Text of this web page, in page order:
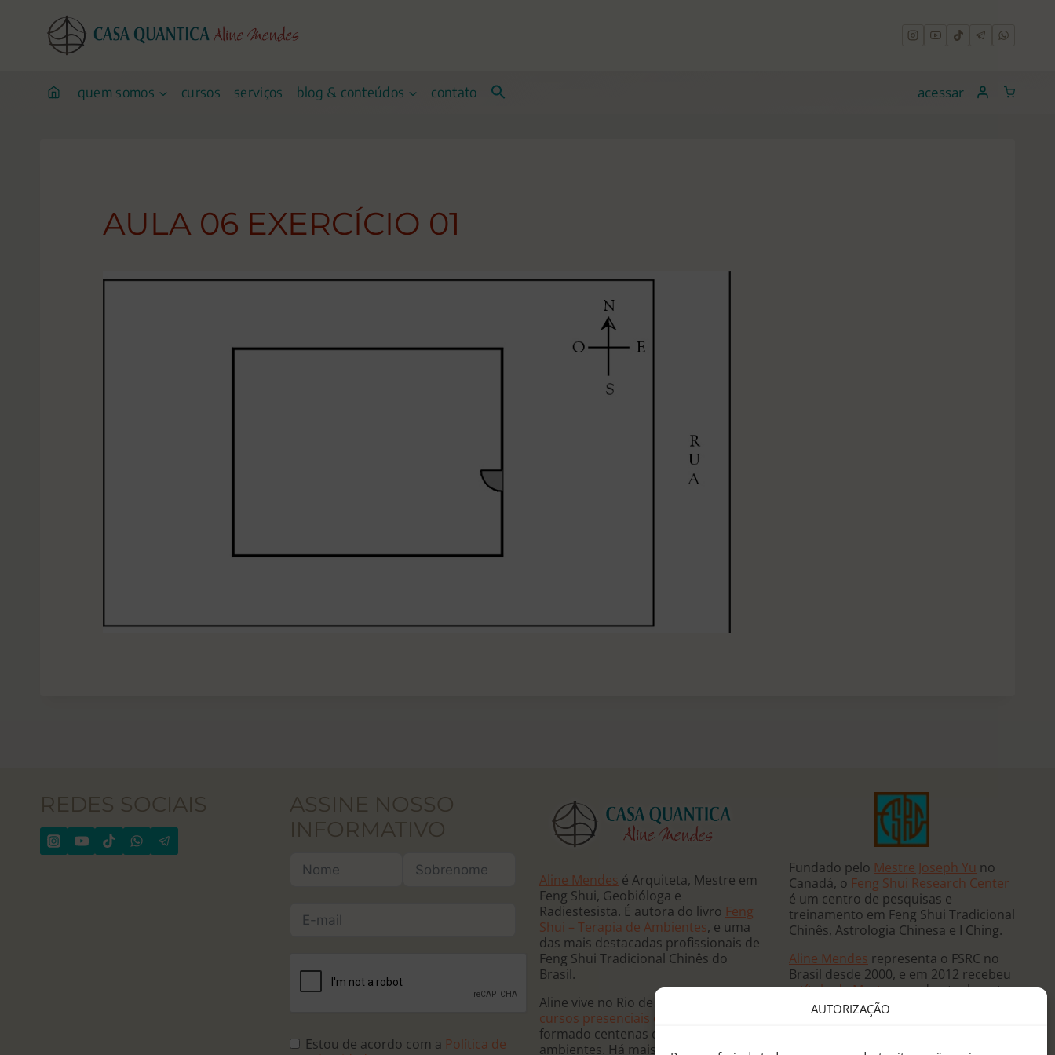
AUTORIZAÇÃO
quem somos cursos serviços blog & conteúdos contato acessar
AULA 06 EXERCÍCIO 01
REDES SOCIAIS
ASSINE NOSSO
INFORMATIVO
Estou de acordo com a Política de
Aline Mendes é Arquiteta, Mestre em
Feng Shui, Geobióloga e
Radiestesista. É autora do livro Feng
Shui – Terapia de Ambientes, e uma
das mais destacadas profissionais de
Feng Shui Tradicional Chinês do
Brasil.
Aline vive no Rio de Janeiro e ministra
cursos presenciais e online
formado centenas de terapeutas de
ambientes. Há mais de 20 anos
Fundado pelo Mestre Joseph Yu no
Canadá, o Feng Shui Research Center
é um centro de pesquisas e
treinamento em Feng Shui Tradicional
Chinês, Astrologia Chinesa e I Ching.
Aline Mendes representa o FSRC no
Brasil desde 2000, e em 2012 recebeu
otítulo de Mestre, sendo atualmente
a únicaMentora Oficial
língua portuguesa.